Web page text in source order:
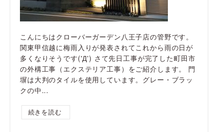
こんにちはクローバーガーデン八王子店の管野です。
関東甲信越に梅雨入りが発表されてこれから雨の日が
多くなりそうです('Д') さて先日工事が完了した町田市
の外構工事（エクステリア工事）をご紹介します。 門
塀は大判のタイルを使用しています。グレー・ブラッ
クの中...
続きを読む